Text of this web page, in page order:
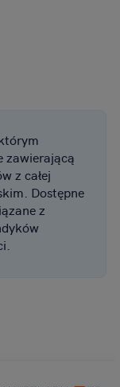
zawierającą
z całej
Dostępne
z